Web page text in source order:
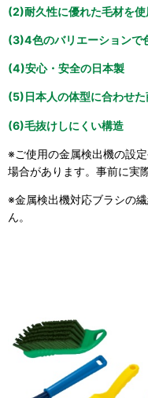
(2)耐久性に優れた毛材を使
(3)4色のバリエーションで
(4)安心・安全の日本製
(5)日本人の体型に合わせ
(6)毛抜けしにくい構造
※ご使用の金属検出機の設
場合があります。事前に実
※金属検出機対応ブラシの
ん。